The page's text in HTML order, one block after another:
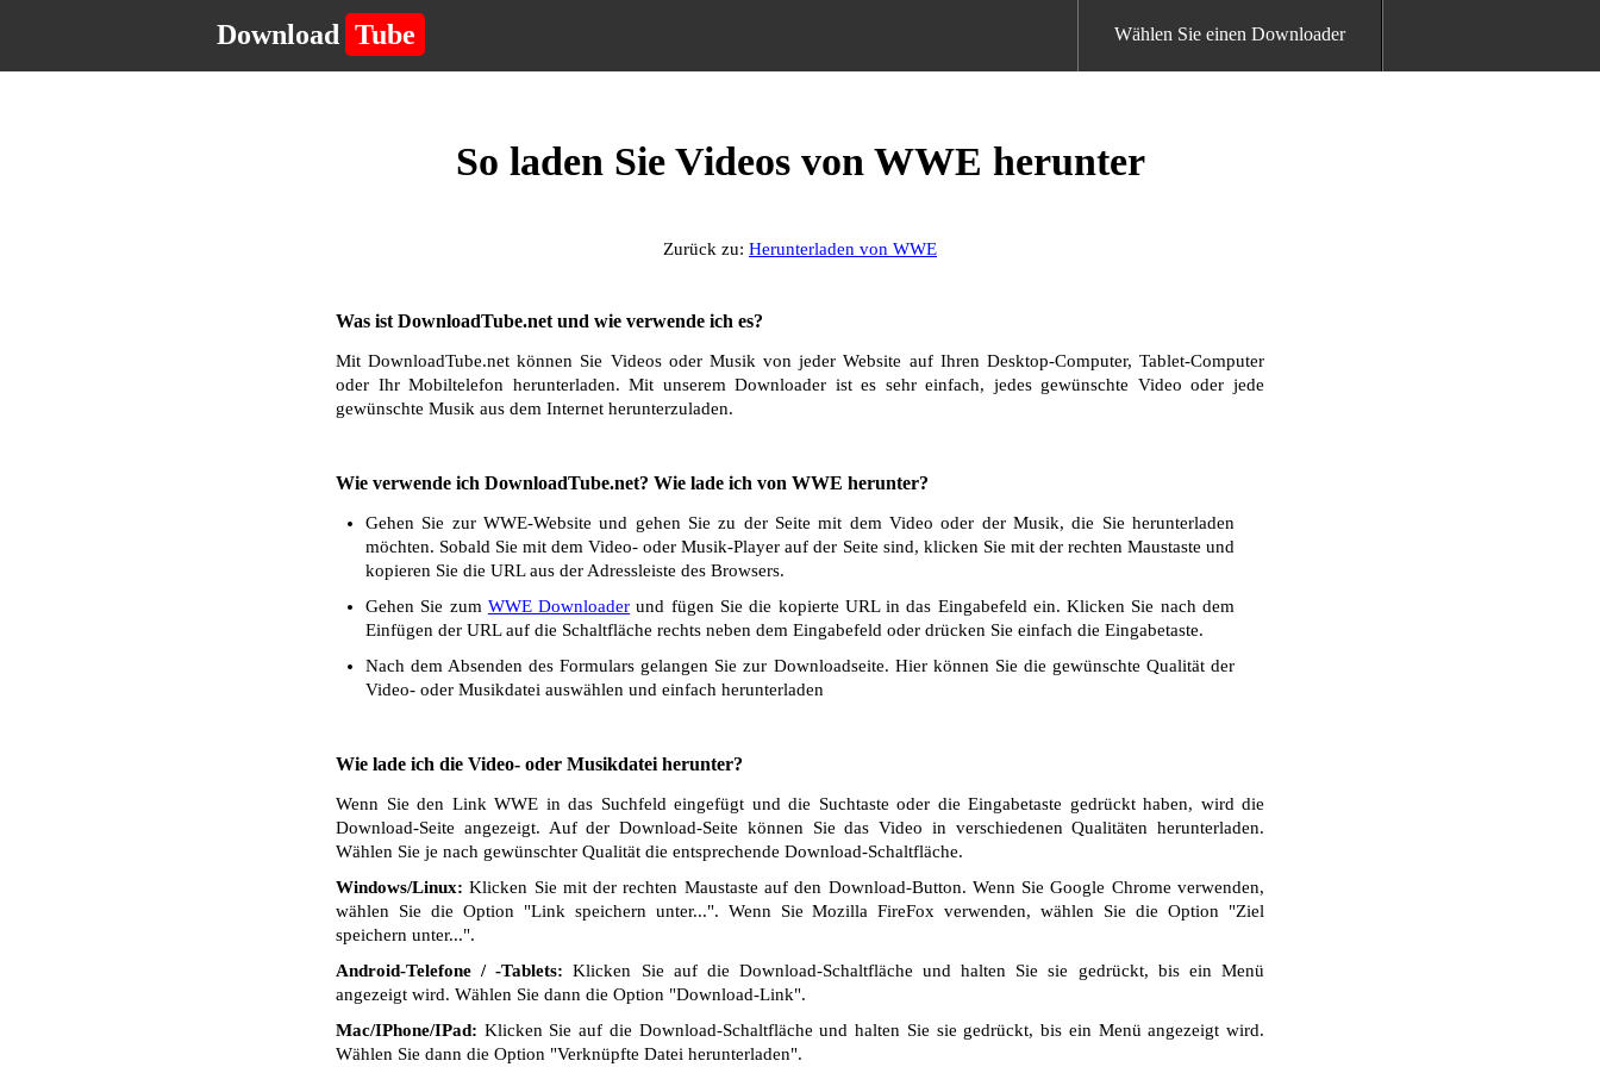
Download Tube Wählen Sie einen Downloader
So laden Sie Videos von WWE herunter
Zurück zu: Herunterladen von WWE
Was ist DownloadTube.net und wie verwende ich es?
Mit DownloadTube.net können Sie Videos oder Musik von jeder Website auf Ihren Desktop-Computer, Tablet-Computer
oder Ihr Mobiltelefon herunterladen. Mit unserem Downloader ist es sehr einfach, jedes gewünschte Video oder jede
gewünschte Musik aus dem Internet herunterzuladen.
Wie verwende ich DownloadTube.net? Wie lade ich von WWE herunter?
Gehen Sie zur WWE-Website und gehen Sie zu der Seite mit dem Video oder der Musik, die Sie herunterladen
möchten. Sobald Sie mit dem Video- oder Musik-Player auf der Seite sind, klicken Sie mit der rechten Maustaste und
kopieren Sie die URL aus der Adressleiste des Browsers.
Gehen Sie zum WWE Downloader und fügen Sie die kopierte URL in das Eingabefeld ein. Klicken Sie nach dem
Einfügen der URL auf die Schaltfläche rechts neben dem Eingabefeld oder drücken Sie einfach die Eingabetaste.
Nach dem Absenden des Formulars gelangen Sie zur Downloadseite. Hier können Sie die gewünschte Qualität der
Video- oder Musikdatei auswählen und einfach herunterladen
Wie lade ich die Video- oder Musikdatei herunter?
Wenn Sie den Link WWE in das Suchfeld eingefügt und die Suchtaste oder die Eingabetaste gedrückt haben, wird die
Download-Seite angezeigt. Auf der Download-Seite können Sie das Video in verschiedenen Qualitäten herunterladen.
Wählen Sie je nach gewünschter Qualität die entsprechende Download-Schaltfläche.
Windows/Linux: Klicken Sie mit der rechten Maustaste auf den Download-Button. Wenn Sie Google Chrome verwenden,
wählen Sie die Option "Link speichern unter...". Wenn Sie Mozilla FireFox verwenden, wählen Sie die Option "Ziel
speichern unter...".
Android-Telefone / -Tablets: Klicken Sie auf die Download-Schaltfläche und halten Sie sie gedrückt, bis ein Menü
angezeigt wird. Wählen Sie dann die Option "Download-Link".
Mac/IPhone/IPad: Klicken Sie auf die Download-Schaltfläche und halten Sie sie gedrückt, bis ein Menü angezeigt wird.
Wählen Sie dann die Option "Verknüpfte Datei herunterladen".